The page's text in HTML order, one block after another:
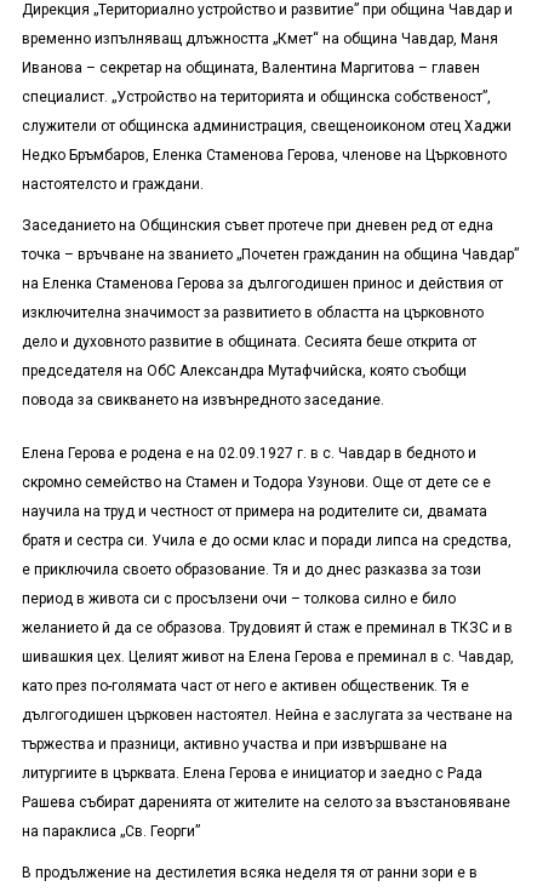
Дирекция „Териториално устройство и развитие” при община Чавдар и
временно изпълняващ длъжността „Кмет“ на община Чавдар, Маня
Иванова – секретар на общината, Валентина Маргитова – главен
специалист. „Устройство на територията и общинска собственост”,
служители от общинска администрация, свещеноиконом отец Хаджи
Недко Бръмбаров, Еленка Стаменова Герова, членове на Църковното
настоятелсто и граждани.
Заседанието на Общинския съвет протече при дневен ред от една
точка – връчване на званието „Почетен гражданин на община Чавдар”
на Еленка Стаменова Герова за дългогодишен принос и действия от
изключителна значимост за развитието в областта на църковното
дело и духовното развитие в общината. Сесията беше открита от
председателя на ОбС Александра Мутафчийска, която съобщи
повода за свикването на извънредното заседание.
Елена Герова е родена е на 02.09.1927 г. в с. Чавдар в бедното и
скромно семейство на Стамен и Тодора Узунови. Още от дете се е
научила на труд и честност от примера на родителите си, двамата
братя и сестра си. Учила е до осми клас и поради липса на средства,
е приключила своето образование. Тя и до днес разказва за този
период в живота си с просълзени очи – толкова силно е било
желанието й да се образова. Трудовият й стаж е преминал в ТКЗС и в
шивашкия цех. Целият живот на Елена Герова е преминал в с. Чавдар,
като през по-голямата част от него е активен общественик. Тя е
дългогодишен църковен настоятел. Нейна е заслугата за честване на
тържества и празници, активно участва и при извършване на
литургиите в църквата. Елена Герова е инициатор и заедно с Рада
Рашева събират даренията от жителите на селото за възстановяване
на параклиса „Св. Георги”
В продължение на дестилетия всяка неделя тя от ранни зори е в